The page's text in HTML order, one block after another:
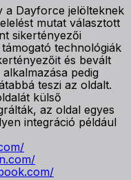
a Dayforce jelölteknek
mutat választott
sikertényezői
technológiák
és bevált
pedig
teszi az oldalt.
külső
az oldal egyes
integráció például